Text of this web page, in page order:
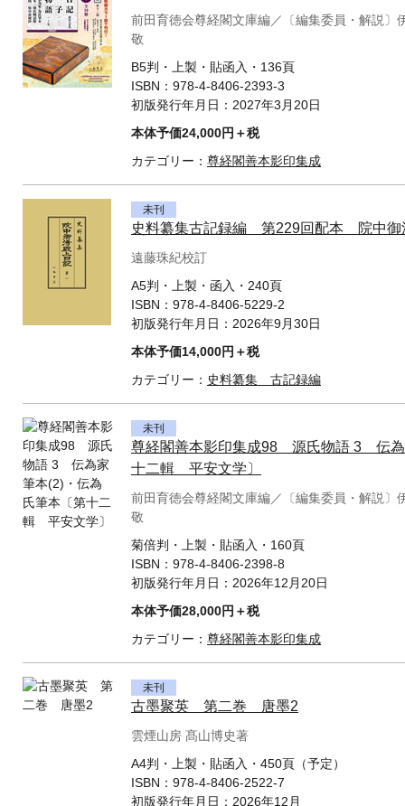
前田育徳会尊経閣文庫編／〔編集委員・解説〕
敬
B5判・上製・貼函入・136頁
ISBN： 978-4-8406-2393-3
初版発行年月日： 2027年3月20日
本体予価24,000円＋税
カテゴリー： 尊経閣善本影印集成
未刊
史料纂集古記録編 第229回配本 院中御
遠藤珠紀校訂
A5判・上製・函入・240頁
ISBN： 978-4-8406-5229-2
初版発行年月日： 2026年9月30日
本体予価14,000円＋税
カテゴリー： 史料纂集 古記録編
未刊
尊経閣善本影印集成98 源氏物語 3 伝為
十二輯 平安文学〕
前田育徳会尊経閣文庫編／〔編集委員・解説〕
敬
菊倍判・上製・貼函入・160頁
ISBN： 978-4-8406-2398-8
初版発行年月日： 2026年12月20日
本体予価28,000円＋税
カテゴリー： 尊経閣善本影印集成
未刊
古墨聚英 第二巻 唐墨2
雲煙山房 髙山博史著
A4判・上製・貼函入・450頁（予定）
ISBN： 978-4-8406-2522-7
初版発行年月日： 2026年12月